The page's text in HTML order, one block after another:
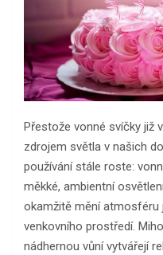
Přestože vonné svíčky již
zdrojem světla v našich
používání stále roste:
měkké, ambientní
okamžitě mění atmosféru
venkovního prostředí.
nádhernou vůní vytvářejí